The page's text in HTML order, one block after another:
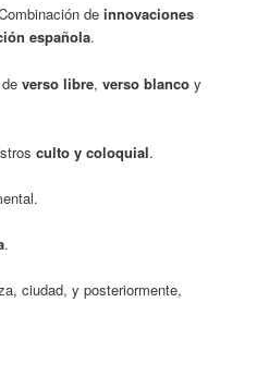
de innovaciones
española.
verso libre, verso blancoy
culto y coloquial.
.
ciudad, y posteriormente,